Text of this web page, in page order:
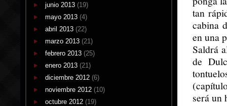
junio 2013 (19)
mayo 2013 (4)
abril 2013 (22)
marzo 2013 (21)
febrero 2013 (25)
enero 2013 (21)
diciembre 2012 (6)
noviembre 2012 (10)
octubre 2012 (19)
tan
cabina
en una
Saldrá
de
será un